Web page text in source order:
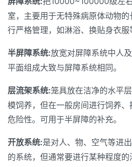
室，主要用于无特殊病原体动物
行严格管理，如淋浴、换贴身衣服
半屏障系统:放宽对屏障系统中人
平面组成大致与屏障系统相同。
层流架系统:笼具放在洁净的水平
模饲养，但在一般房间进行饲养
危险性。可用于半屏障的补充。
开放系统:是对人、物、空气等进
的系统，但通常要进行某种程度的